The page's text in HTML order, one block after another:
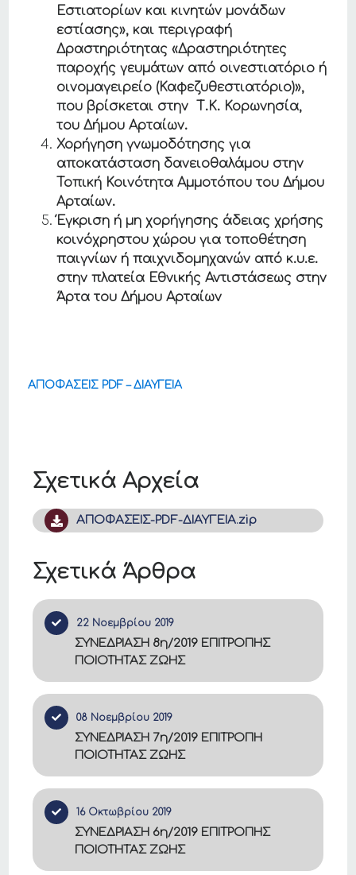
Σχετικά Αρχεία
ΑΠΟΦΑΣΕΙΣ-PDF-ΔΙΑΥΓΕΙΑ.zip
Σχετικά Άρθρα
22 Νοεμβρίου 2019
ΣΥΝΕΔΡΙΑΣΗ 8η/2019 ΕΠΙΤΡΟΠΗΣ
ΠΟΙΟΤΗΤΑΣ ΖΩΗΣ
08 Νοεμβρίου 2019
ΣΥΝΕΔΡΙΑΣΗ 7η/2019 ΕΠΙΤΡΟΠΗ
ΠΟΙΟΤΗΤΑΣ ΖΩΗΣ
16 Οκτωβρίου 2019
ΣΥΝΕΔΡΙΑΣΗ 6η/2019 ΕΠΙΤΡΟΠΗΣ
ΠΟΙΟΤΗΤΑΣ ΖΩΗΣ
Εστιατορίων και κινητών μονάδων
εστίασης», και περιγραφή
Δραστηριότητας «Δραστηριότητες
παροχής γευμάτων από οινεστιατόριο ή
οινομαγειρείο (Καφεζυθεστιατόριο)»,
που βρίσκεται στην Τ.Κ. Κορωνησία,
του Δήμου Αρταίων.
Χορήγηση γνωμοδότησης για
αποκατάσταση δανειοθαλάμου στην
Τοπική Κοινότητα Αμμοτόπου του Δήμου
Αρταίων.
Έγκριση ή μη χορήγησης άδειας χρήσης
κοινόχρηστου χώρου για τοποθέτηση
παιγνίων ή παιχνιδομηχανών από κ.υ.ε.
στην πλατεία Εθνικής Αντιστάσεως στην
Άρτα του Δήμου Αρταίων
ΑΠΟΦΑΣΕΙΣ PDF – ΔΙΑΥΓΕΙΑ